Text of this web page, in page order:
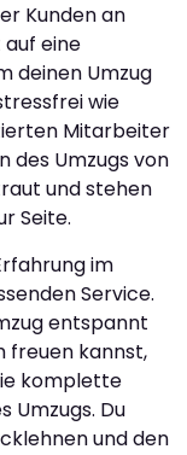
Kunden an
eine
deinen Umzug
wie
Mitarbeiter
des Umzugs von
und stehen
Seite.
im
Service.
entspannt
freuen kannst,
komplette
Umzugs. Du
und den